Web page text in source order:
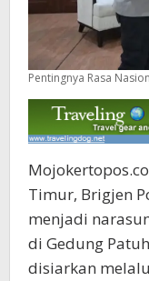
Pentingnya Rasa
Timur, Brigjen
menjadi
di Gedung
disiarkan